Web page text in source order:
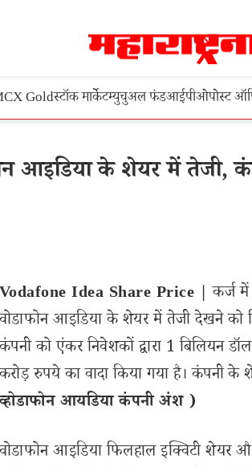
Goldस्टॉक मार्केटम्युचुअल फंडआईपीओपोस्ट
आइडिया के शेयर में तेजी,
Vodafone Idea Share Price | कर्ज
वोडाफोन आइडिया के शेयर में तेजी देखने को
कंपनी को एंकर निवेशकों द्वारा 1 बिलियन
करोड़ रुपये का वादा किया गया है। कंपनी के
व्होडाफोन आयडिया कंपनी अंश )
वोडाफोन आइडिया फिलहाल इक्विटी शेयर